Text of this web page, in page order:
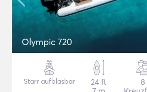
Olympic 720
Starr aufblasbar
24 ft
8